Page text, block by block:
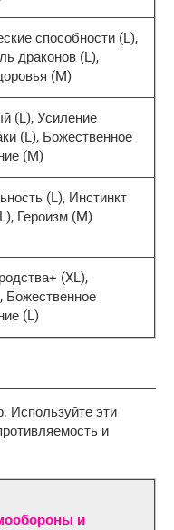
способности (L),
драконов (L),
(M)
(L), Усиление
(L), Божественное
(M)
(L), Инстинкт
Героизм (M)
(XL),
Божественное
(L)
Используйте эти
и
и